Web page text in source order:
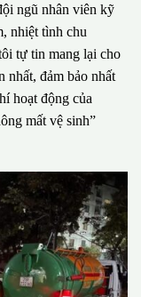
ngũ nhân viên kỹ
nhiệt tình chu
tự tin mang lại cho
nhất, đảm bảo nhất
hoạt động của
mất vệ sinh”